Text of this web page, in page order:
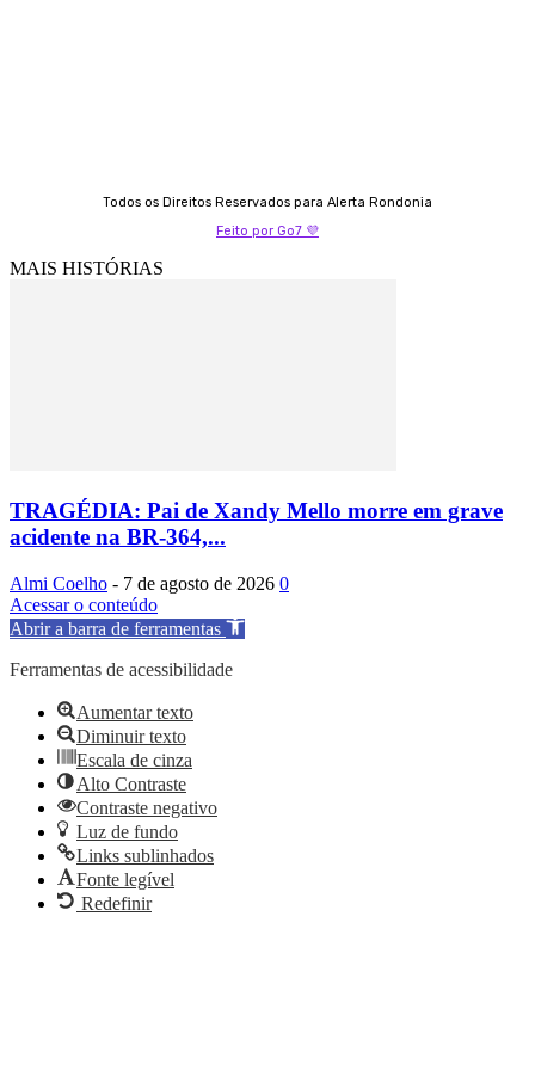
Todos os Direitos Reservados para Alerta Rondonia
Feito por Go7 💜
MAIS HISTÓRIAS
TRAGÉDIA: Pai de Xandy Mello morre em grave
acidente na BR-364,...
Almi Coelho - 7 de agosto de 2026 0
Acessar o conteúdo
Abrir a barra de ferramentas
Ferramentas de acessibilidade
Aumentar texto
Diminuir texto
Escala de cinza
Alto Contraste
Contraste negativo
Luz de fundo
Links sublinhados
Fonte legível
Redefinir